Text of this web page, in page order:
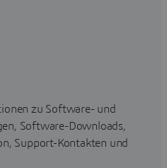
zu Software- und
Software-Downloads,
Support-Kontakten und